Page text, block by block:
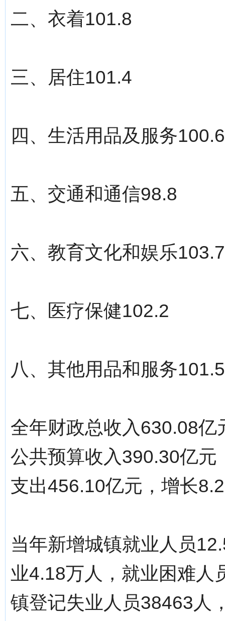
二、衣着101.8
三、居住101.4
四、生活用品及服务100.6
五、交通和通信98.8
六、教育文化和娱乐103.7
七、医疗保健102.2
八、其他用品和服务101.5
全年财政总收入630.08
公共预算收入390.30亿
支出456.10亿元，增长
当年新增城镇就业人员
业4.18万人，就业困难人
镇登记失业人员38463人